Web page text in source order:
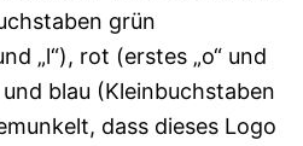
grün
„l“), rot (erstes „o“ und
und blau (Kleinbuchstaben
dass dieses Logo